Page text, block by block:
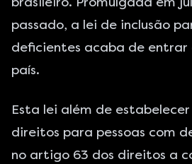
passado, a lei de inclusão
deficientes acaba de entrar
país.
Esta lei além de
direitos para pessoas com
no artigo 63 dos direitos a